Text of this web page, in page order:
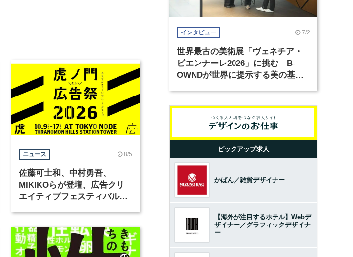
ニュース 8/5
佐藤可士和、中村勇吾、
MIKIKOらが登壇、広告クリ
エイティブフェスティバル
インタビュー 7/2
世界最古の美術展「ヴェネチア・
ビエンナーレ2026」に挑む―B-
OWNDが世界に提示する美の基準
ピックアップ求人
かばん／雑貨デザイナー
【海外が注目するホテル】Webデ
ザイナー／グラフィックデザイナ
ー